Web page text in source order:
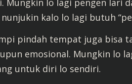
Mungkin lo lagi pengen lari
kalo lo lagi butuh
pindah tempat juga bisa
emosional. Mungkin lo
untuk diri lo sendiri.